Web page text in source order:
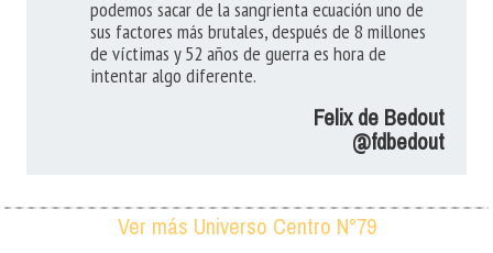
podemos sacar de la sangrienta ecuación uno de
sus factores más brutales, después de 8 millones
de víctimas y 52 años de guerra es hora de
intentar algo diferente.
Felix de Bedout
@fdbedout
Ver más Universo Centro N°79